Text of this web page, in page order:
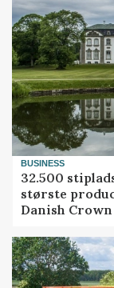
BUSINESS
32.500
største
Danish Crown